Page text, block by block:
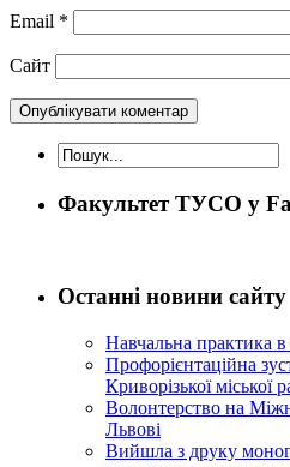
Email *
Сайт
Факультет ТУСО у
Останні новини сайту
Навчальна практика
Профорієнтаційна
Криворізької міської
Волонтерство на
Львові
Вийшла з друку